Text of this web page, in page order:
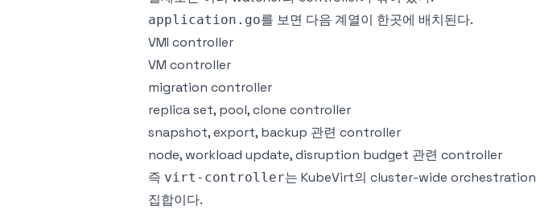
application.go를 보면 다음 계열이 한곳에 배치된다.
VMI controller
VM controller
migration controller
replica set, pool, clone controller
snapshot, export, backup 관련 controller
node, workload update, disruption budget 관련 controller
즉 virt-controller는 KubeVirt의 cluster-wide orchestration
집합이다.